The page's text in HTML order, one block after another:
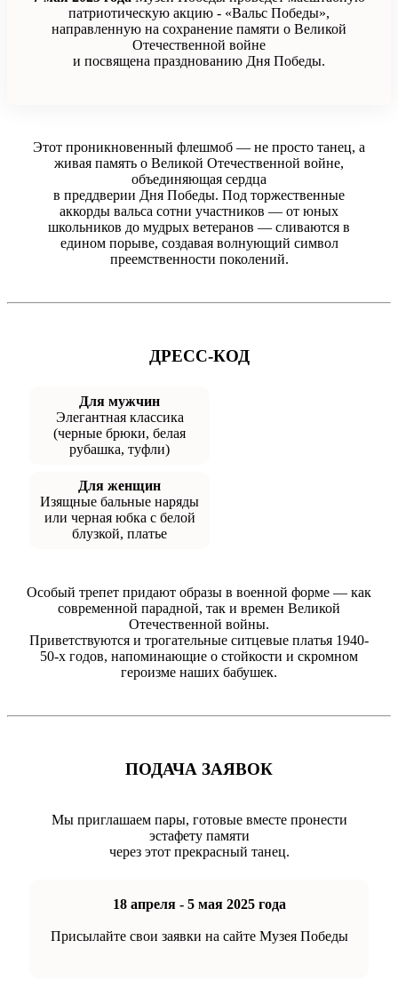
патриотическую акцию - «Вальс Победы»,
направленную на сохранение памяти о Великой
Отечественной войне
и посвящена празднованию Дня Победы.
Этот проникновенный флешмоб — не просто танец, а
живая память о Великой Отечественной войне,
объединяющая сердца
в преддверии Дня Победы. Под торжественные
аккорды вальса сотни участников — от юных
школьников до мудрых ветеранов — сливаются в
едином порыве, создавая волнующий символ
преемственности поколений.
ДРЕСС-КОД
Для мужчин
Элегантная классика
(черные брюки, белая
рубашка, туфли)
Для женщин
Изящные бальные наряды
или черная юбка с белой
блузкой, платье
Особый трепет придают образы в военной форме — как
современной парадной, так и времен Великой
Отечественной войны.
Приветствуются и трогательные ситцевые платья 1940-
50-х годов, напоминающие о стойкости и скромном
героизме наших бабушек.
ПОДАЧА ЗАЯВОК
Мы приглашаем пары, готовые вместе пронести
эстафету памяти
через этот прекрасный танец.
18 апреля - 5 мая 2025 года
Присылайте свои заявки на сайте Музея Победы